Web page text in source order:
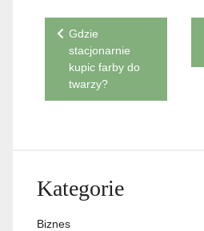
Nawigacja
wpisu
Gdzie
stacjonarnie
kupic farby do
twarzy?
Kategorie
Biznes